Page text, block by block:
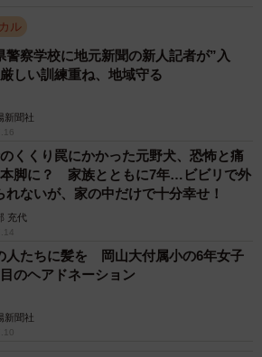
ル
警察学校に地元新聞の新人記者が”入
しい訓練重ね、地域守る
新聞社
くくり罠にかかった元野犬、恐怖と痛
脚に？ 家族とともに7年…ビビリで外
れないが、家の中だけで十分幸せ！
充代
人たちに髪を 岡山大付属小の6年女子
のヘアドネーション
新聞社